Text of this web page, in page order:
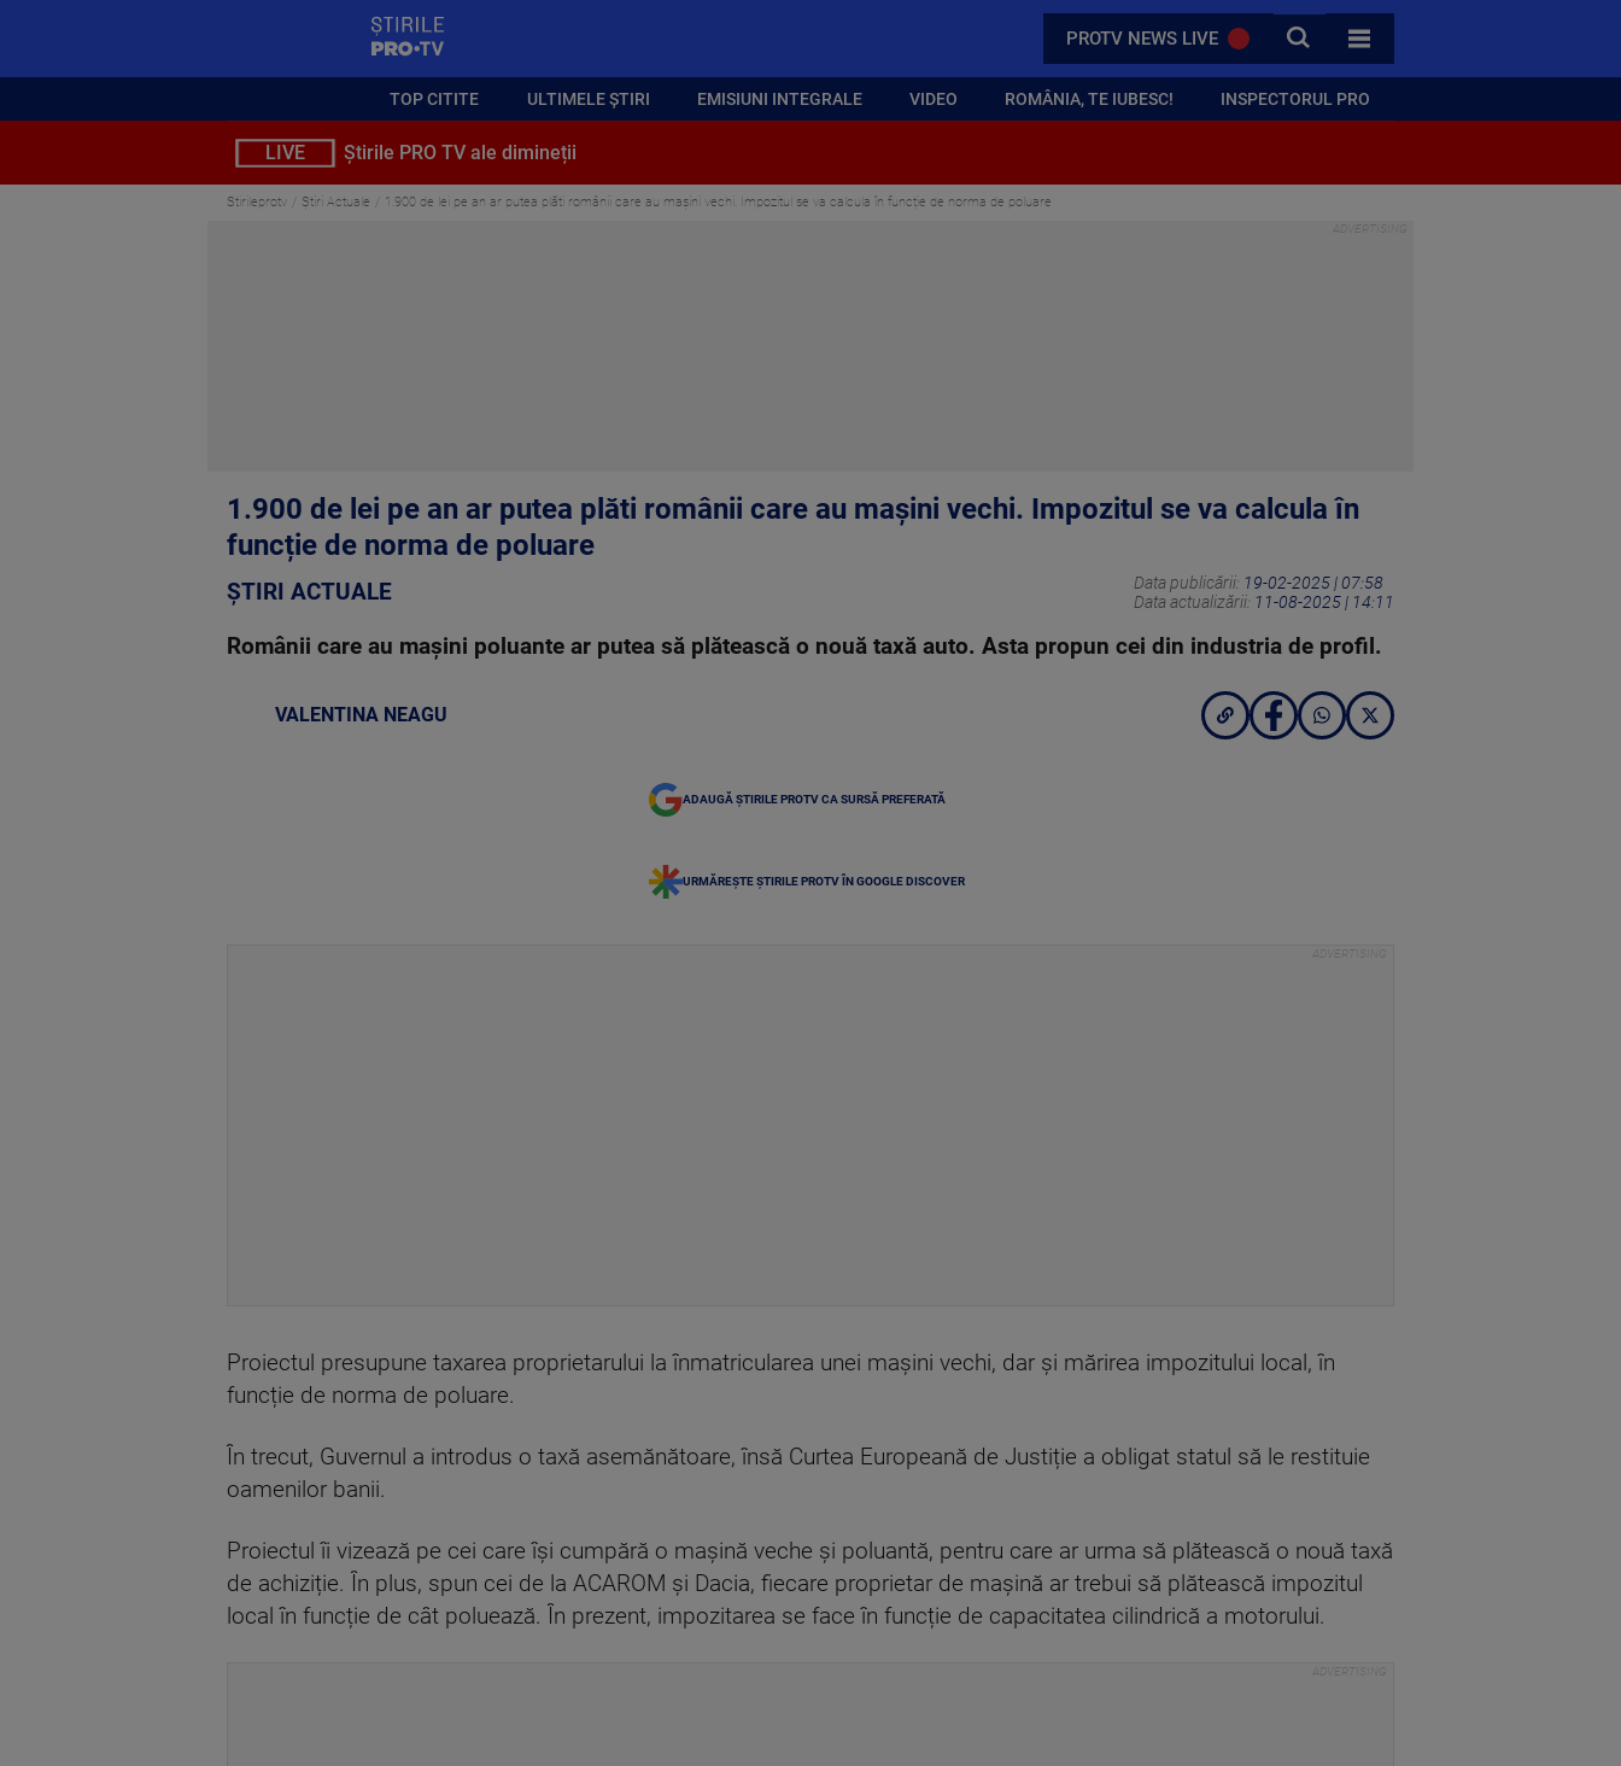
PROTV NEWS LIVE CAUTA
TOATE CATEGORIILE
TOP CITITE ULTIMELE ȘTIRI EMISIUNI INTEGRALE VIDEO ROMÂNIA, TE IUBESC! INSPECTORUL PRO
LIVE Știrile PRO TV ale dimineții
Stirileprotv Știri Actuale 1.900 de lei pe an ar putea plăti românii care au mașini vechi. Impozitul se va calcula în funcție de norma de poluare
1.900 de lei pe an ar putea plăti românii care au mașini vechi. Impozitul se va calcula în
funcție de norma de poluare
ȘTIRI ACTUALE Data publicării: 19-02-2025 | 07:58
Data actualizării: 11-08-2025 | 14:11
Românii care au mașini poluante ar putea să plătească o nouă taxă auto. Asta propun cei din industria de profil.
VALENTINA NEAGU
ADAUGĂ ȘTIRILE PROTV CA SURSĂ PREFERATĂ
URMĂREȘTE ȘTIRILE PROTV ÎN GOOGLE DISCOVER
Proiectul presupune taxarea proprietarului la înmatricularea unei mașini vechi, dar și mărirea impozitului local, în
funcție de norma de poluare.
În trecut, Guvernul a introdus o taxă asemănătoare, însă Curtea Europeană de Justiție a obligat statul să le restituie
oamenilor banii.
Proiectul îi vizează pe cei care își cumpără o mașină veche și poluantă, pentru care ar urma să plătească o nouă taxă
de achiziție. În plus, spun cei de la ACAROM și Dacia, fiecare proprietar de mașină ar trebui să plătească impozitul
local în funcție de cât poluează. În prezent, impozitarea se face în funcție de capacitatea cilindrică a motorului.